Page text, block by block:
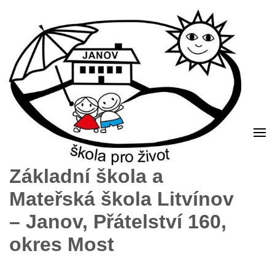
Základní škola a
Mateřská škola Litvínov
– Janov, Přátelství 160,
okres Most